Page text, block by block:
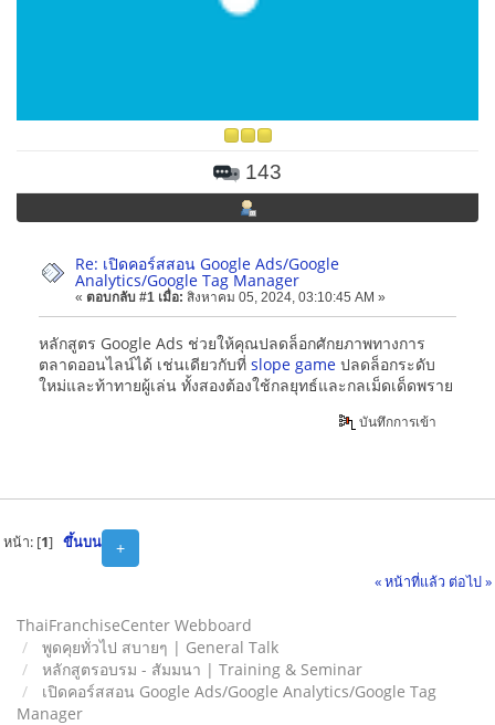
143
Re: เปิดคอร์สสอน Google Ads/Google
Analytics/Google Tag Manager
« ตอบกลับ #1 เมื่อ: สิงหาคม 05, 2024, 03:10:45 AM »
หลักสูตร Google Ads ช่วยให้คุณปลดล็อกศักยภาพทางการ
ตลาดออนไลน์ได้ เช่นเดียวกับที่ slope game ปลดล็อกระดับ
ใหม่และท้าทายผู้เล่น ทั้งสองต้องใช้กลยุทธ์และกลเม็ดเด็ดพราย
บันทึกการเข้า
+
หน้า: [1] ขึ้นบน
« หน้าที่แล้ว ต่อไป »
ThaiFranchiseCenter Webboard
พูดคุยทั่วไป สบายๆ | General Talk
หลักสูตรอบรม - สัมมนา | Training & Seminar
เปิดคอร์สสอน Google Ads/Google Analytics/Google Tag
Manager